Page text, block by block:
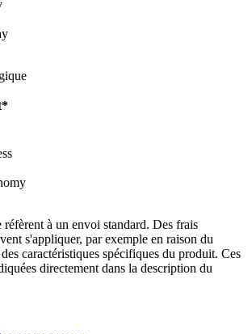
à un envoi standard. Des frais
s'appliquer, par exemple en raison du
caractéristiques spécifiques du produit. Ces
directement dans la description du